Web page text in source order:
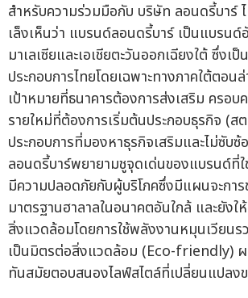
สำหรับความร่วมมือกับ บริษัท ลอนดรี้บาร์
เล็งเห็นว่า แบรนด์ลอนดรี้บาร์ เป็นแบรนด์
มาเลเซียและเอเชียตะวันออกเฉียงใต้ ซึ่ง
ประกอบการไทยโดยเฉพาะทางภาคใต้ตอน
เป้าหมายที่ธนาคารต้องการส่งเสริม ครอบ
รายใหม่ที่ต้องการเริ่มต้นประกอบธุรกิจ (ส
ประกอบการที่มองหาธุรกิจเสริมและไม่ซับ
ลอนดรี้บาร์พยายามชูจุดเด่นของแบรนด์ที่
มีความปลอดภัยกับผู้บริโภคซึ่งมีแผนจะกา
มาตรฐานฮาลาลในอนาคตอันใกล้ และยัง
สิ่งแวดล้อมโดยการใช้พลังงานหมุนเวียน
เป็นมิตรต่อสิ่งแวดล้อม (Eco-friendly) ผ
ทันสมัยตอบสนองไลฟ์สไตล์ที่เปลี่ยนแปลง